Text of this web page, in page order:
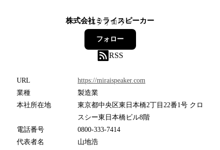
株式会社ミライスピーカー
11フォロワー
フォロー
RSS
URL
https://miraispeaker.com
業種
製造業
本社所在地
東京都中央区東日本橋2丁目22番1号 クロ
スシー東日本橋ビル8階
電話番号
0800-333-7414
代表者名
山地浩